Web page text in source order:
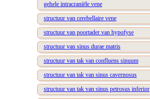
gehele intracraniële vene
structuur van cerebellaire vene
structuur van poortader van hypofyse
structuur van sinus durae matris
structuur van tak van confluens sinuum
structuur van tak van sinus cavernosus
structuur van tak van sinus petrosus inferior